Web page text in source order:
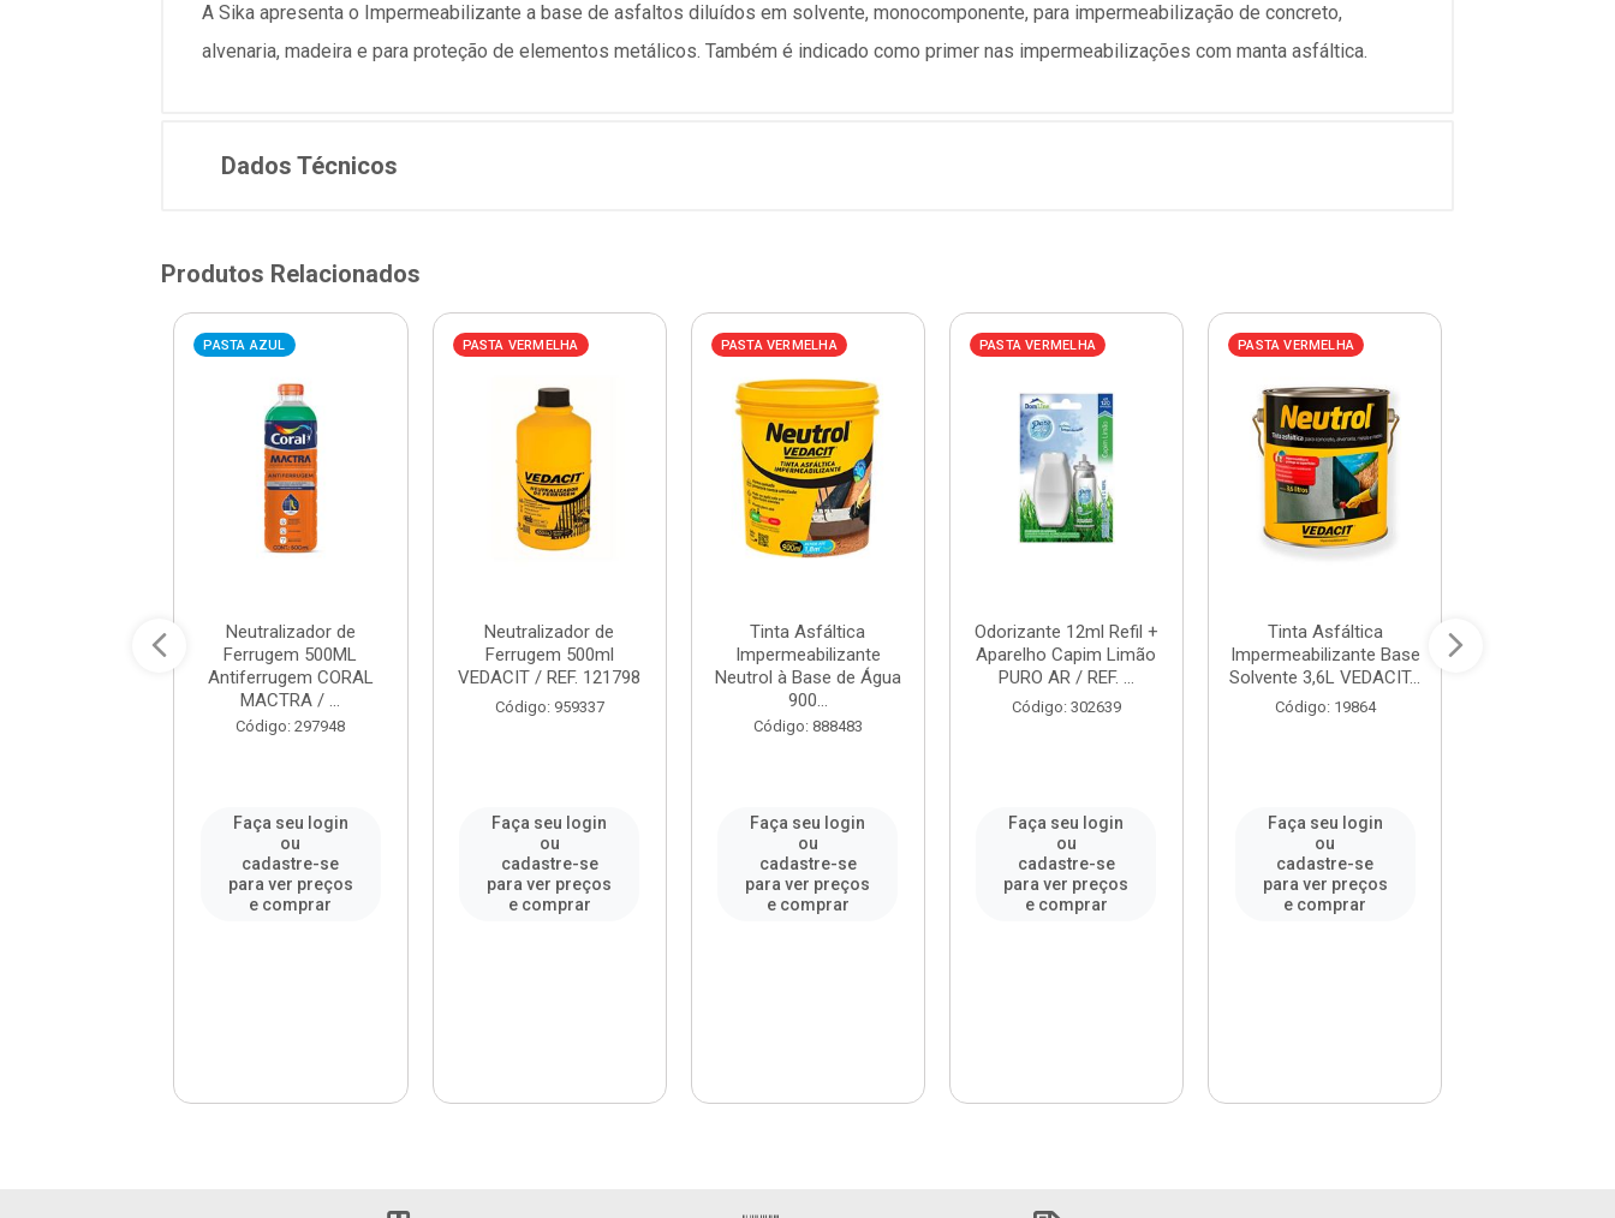
A Sika apresenta o Impermeabilizante a base de asfaltos diluídos em solvente, monocomponente, para impermeabilização de concreto,
alvenaria, madeira e para proteção de elementos metálicos. Também é indicado como primer nas impermeabilizações com manta asfáltica.
Dados Técnicos
Produtos Relacionados
PASTA AZUL
Neutralizador de
Ferrugem 500ML
Antiferrugem CORAL
MACTRA / ...
Código: 297948
Faça seu login
ou
cadastre-se
para ver preços
e comprar
PASTA VERMELHA
Neutralizador de
Ferrugem 500ml
VEDACIT / REF. 121798
Código: 959337
Faça seu login
ou
cadastre-se
para ver preços
e comprar
PASTA VERMELHA
Tinta Asfáltica
Impermeabilizante
Neutrol à Base de Água
900...
Código: 888483
Faça seu login
ou
cadastre-se
para ver preços
e comprar
PASTA VERMELHA
Odorizante 12ml Refil +
Aparelho Capim Limão
PURO AR / REF. ...
Código: 302639
Faça seu login
ou
cadastre-se
para ver preços
e comprar
PASTA VERMELHA
Tinta Asfáltica
Impermeabilizante Base
Solvente 3,6L VEDACIT...
Código: 19864
Faça seu login
ou
cadastre-se
para ver preços
e comprar